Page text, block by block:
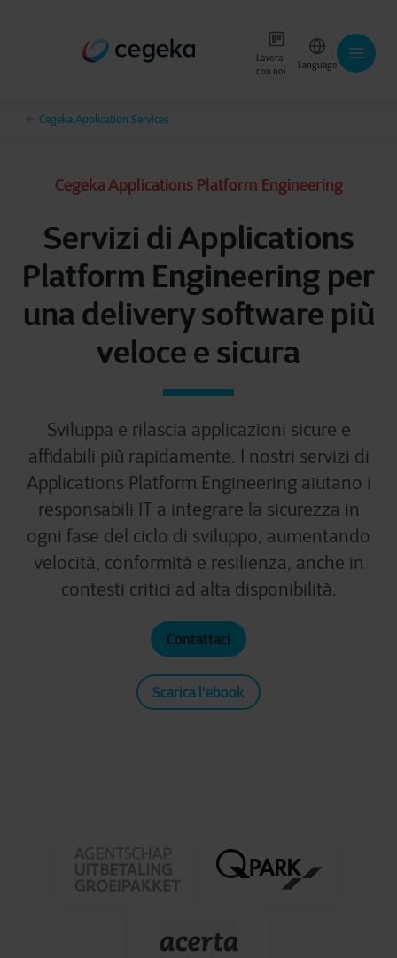
Lavora
con noi
Language
Cegeka Application Services
Cegeka Applications Platform Engineering
Servizi di Applications
Platform Engineering per
una delivery software più
veloce e sicura
Sviluppa e rilascia applicazioni sicure e
affidabili più rapidamente. I nostri servizi di
Applications Platform Engineering aiutano i
responsabili IT a integrare la sicurezza in
ogni fase del ciclo di sviluppo, aumentando
velocità, conformità e resilienza, anche in
contesti critici ad alta disponibilità.
Contattaci
Scarica l'ebook